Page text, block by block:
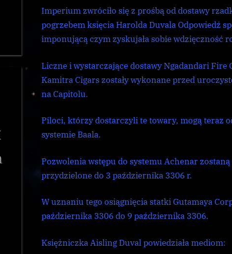
Imperium zwróciło się z prośbą od dostawy
pogrzebem księcia Harolda Duvala Odpowiedź
imponującą czym zyskujała sobie wdzięczność
Liczne i wystarczające dostawy Ngadandari Fire
Kamitra Cigars zostały wykonane przed
na Capitolu.
Piloci, którzy dostarczyli te towary, mogą teraz
systemie Baala.
Pozwolenia wstępu do systemu Achenar
przydzielone do 3 października 3306 r.
W uznaniu tego osiągnięcia statki Gutamaya
października 3306 do 9 października 3306.
Księżniczka Aisling Duval powiedziała mediom: